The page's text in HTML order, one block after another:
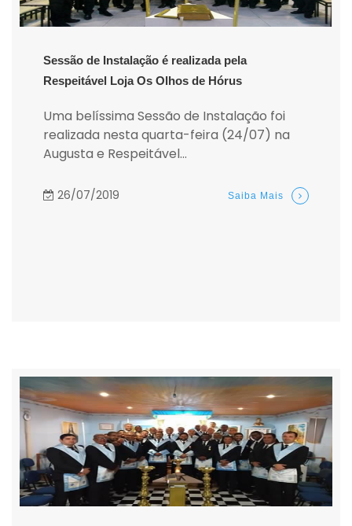
Sessão de Instalação é realizada pela
Respeitável Loja Os Olhos de Hórus
Uma belíssima Sessão de Instalação foi
realizada nesta quarta-feira (24/07) na
Augusta e Respeitável...
26/07/2019 Saiba Mais